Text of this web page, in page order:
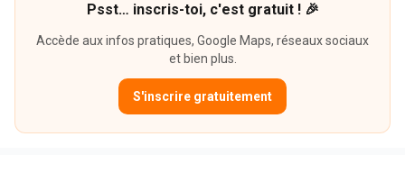
Psst… inscris-toi, c'est gratuit ! 🎉
Accède aux infos pratiques, Google Maps, réseaux sociaux
et bien plus.
S'inscrire gratuitement